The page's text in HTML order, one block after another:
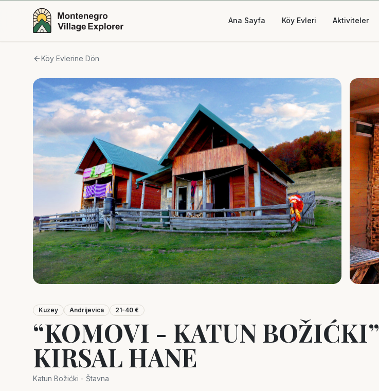
Ana Sayfa Köy Evleri Aktiviteler
Köy Evlerine Dön
Kuzey Andrijevica 21-40 €
“KOMOVI - KATUN BOŽIĆKI”
KIRSAL HANE
Katun Božićki - Štavna